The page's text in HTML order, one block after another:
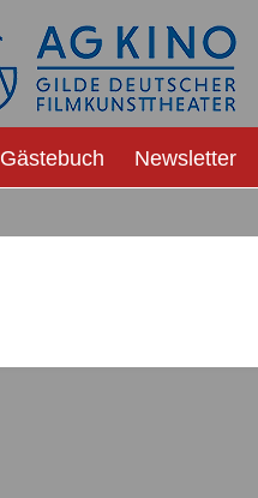
Gästebuch Newsletter